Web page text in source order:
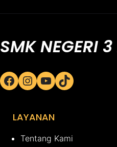
SMK NEGERI
Facebook Instagram YouTube TikTok
LAYANAN
Tentang Kami